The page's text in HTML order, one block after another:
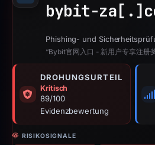
bybit-za[.]
Phishing- und
“Bybit官网入口 - 新用户专享注册
DROHUNGSURTEIL
Kritisch
89/100
Evidenzbewertung
RISIKOSIGNALE